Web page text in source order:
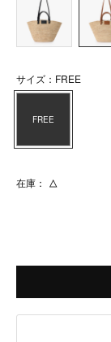
サイズ：FREE
FREE
在庫： △